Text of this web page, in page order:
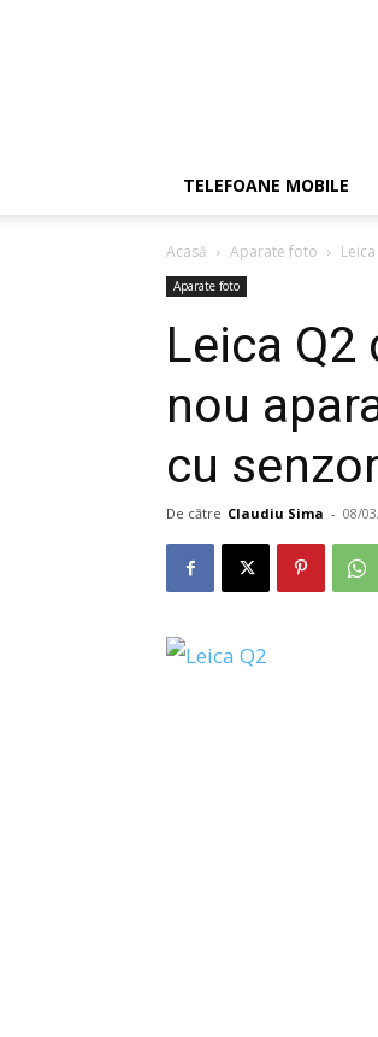
TELEFOANE MOBILE
Acasă Aparate foto
Aparate foto
Leica
nou
cu
De către Claudiu Sima - 08/